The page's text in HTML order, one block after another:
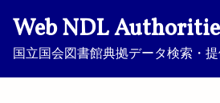
Web NDL
国立国会図書館典拠データ検索・